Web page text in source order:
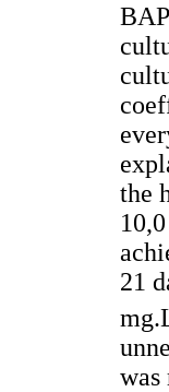
the
21
was